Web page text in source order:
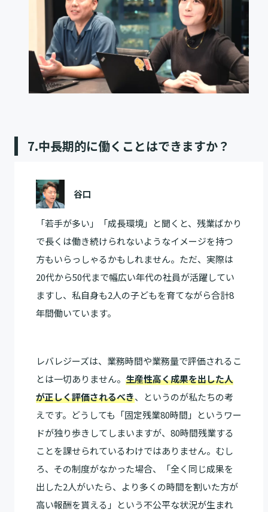
7.中長期的に働くことはできますか？
谷口
「若手が多い」「成長環境」と聞くと、残業ばかり
で長くは働き続けられないようなイメージを持つ
方もいらっしゃるかもしれません。ただ、実際は
20代から50代まで幅広い年代の社員が活躍してい
ますし、私自身も2人の子どもを育てながら合計8
年間働いています。
レバレジーズは、業務時間や業務量で評価されるこ
とは一切ありません。 生産性高く成果を出した人
が正しく評価されるべき、というのが私たちの考
えです。どうしても「固定残業80時間」というワー
ドが独り歩きしてしまいますが、80時間残業する
ことを課せられているわけではありません。むし
ろ、その制度がなかった場合、「全く同じ成果を
出した2人がいたら、より多くの時間を割いた方が
高い報酬を貰える」という不公平な状況が生まれ